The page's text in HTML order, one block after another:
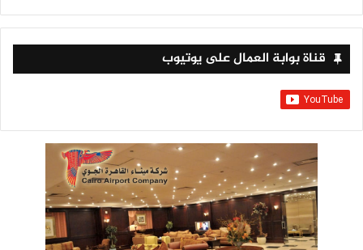
قناة بوابة العمال على يوتيوب